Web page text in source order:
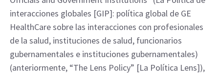
interacciones globales [GIP]: política global de GE
HealthCare sobre las interacciones con profesionales
de la salud, instituciones de salud, funcionarios
gubernamentales e instituciones gubernamentales)
(anteriormente, “The Lens Policy” [La Política Lens]),